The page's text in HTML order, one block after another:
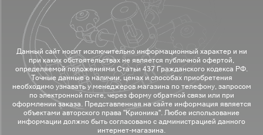
Данный сайт носит исключительно информационный характер и ни
при каких обстоятельствах не является публичной офертой,
определяемой положениями Статьи 437 Гражданского кодекса РФ.
Точные данные о наличии, ценах и способах приобретения
необходимо узнавать у менеджеров магазина по телефону, запросом
по электронной почте, через форму обратной связи или при
оформлении заказа. Представленная на сайте информация является
объектами авторского права "Крионика". Любое использование
информации должно быть согласовано с администрацией данного
интернет-магазина.